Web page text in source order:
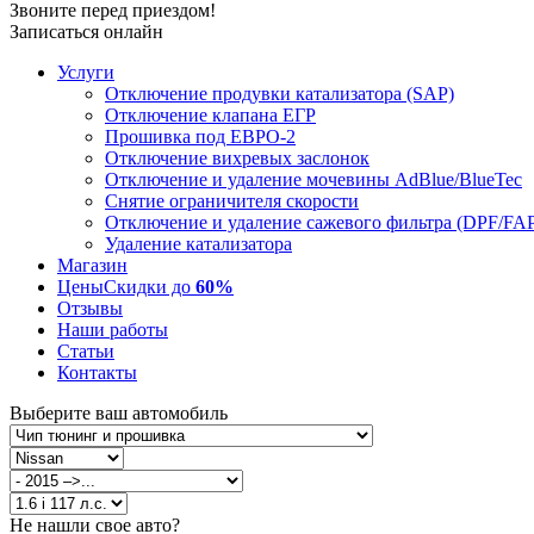
Звоните перед приездом!
Записаться онлайн
Услуги
Отключение продувки катализатора (SAP)
Отключение клапана ЕГР
Прошивка под ЕВРО-2
Отключение вихревых заслонок
Отключение и удаление мочевины AdBlue/BlueTec
Снятие ограничителя скорости
Отключение и удаление сажевого фильтра (DPF/
Удаление катализатора
Магазин
ЦеныСкидки до 60%
Отзывы
Наши работы
Статьи
Контакты
Выберите ваш автомобиль
Не нашли свое авто?